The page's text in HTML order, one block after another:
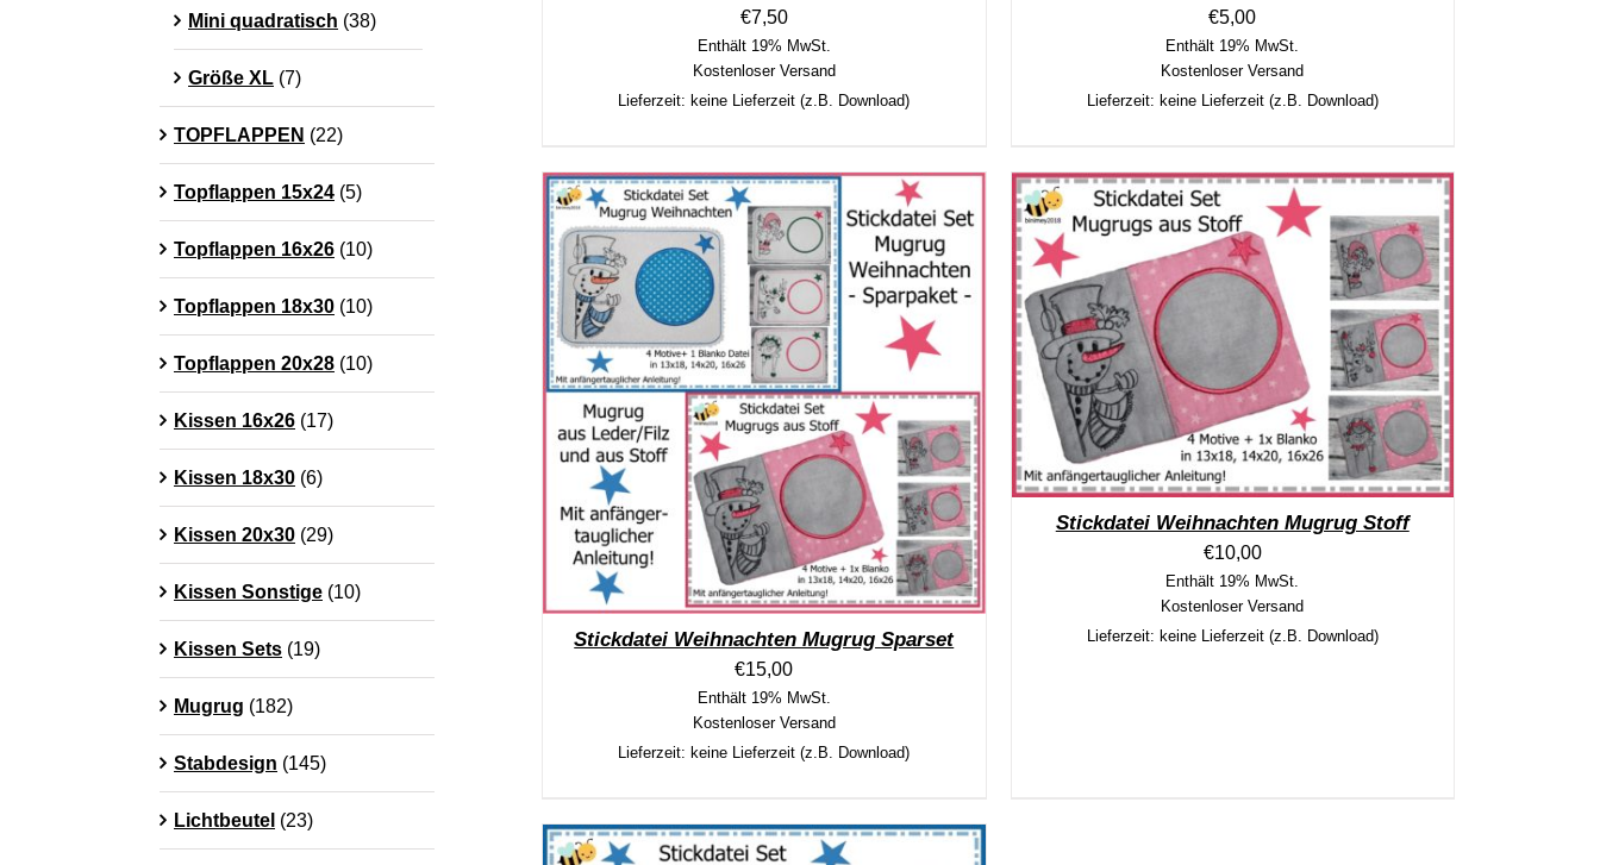
€7,50
Enthält 19% MwSt.
Kostenloser Versand
Lieferzeit: keine Lieferzeit (z.B. Download)
€5,00
Enthält 19% MwSt.
Kostenloser Versand
Lieferzeit: keine Lieferzeit (z.B. Download)
Stickdatei Weihnachten Mugrug Sparset
€15,00
Enthält 19% MwSt.
Kostenloser Versand
Lieferzeit: keine Lieferzeit (z.B. Download)
Stickdatei Weihnachten Mugrug Stoff
€10,00
Enthält 19% MwSt.
Kostenloser Versand
Lieferzeit: keine Lieferzeit (z.B. Download)
Mini quadratisch (38)
Größe XL (7)
TOPFLAPPEN (22)
Topflappen 15x24 (5)
Topflappen 16x26 (10)
Topflappen 18x30 (10)
Topflappen 20x28 (10)
Kissen 16x26 (17)
Kissen 18x30 (6)
Kissen 20x30 (29)
Kissen Sonstige (10)
Kissen Sets (19)
Mugrug (182)
Stabdesign (145)
Lichtbeutel (23)